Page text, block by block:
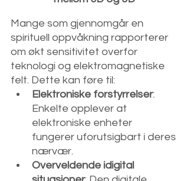
Mange som gjennomgår en
spirituell oppvåkning rapporterer
om økt sensitivitet overfor
teknologi og elektromagnetiske
felt. Dette kan føre til:​
Elektroniske forstyrrelser:
Enkelte opplever at
elektroniske enheter
fungerer uforutsigbart i deres
nærvær.
Overveldende idigital